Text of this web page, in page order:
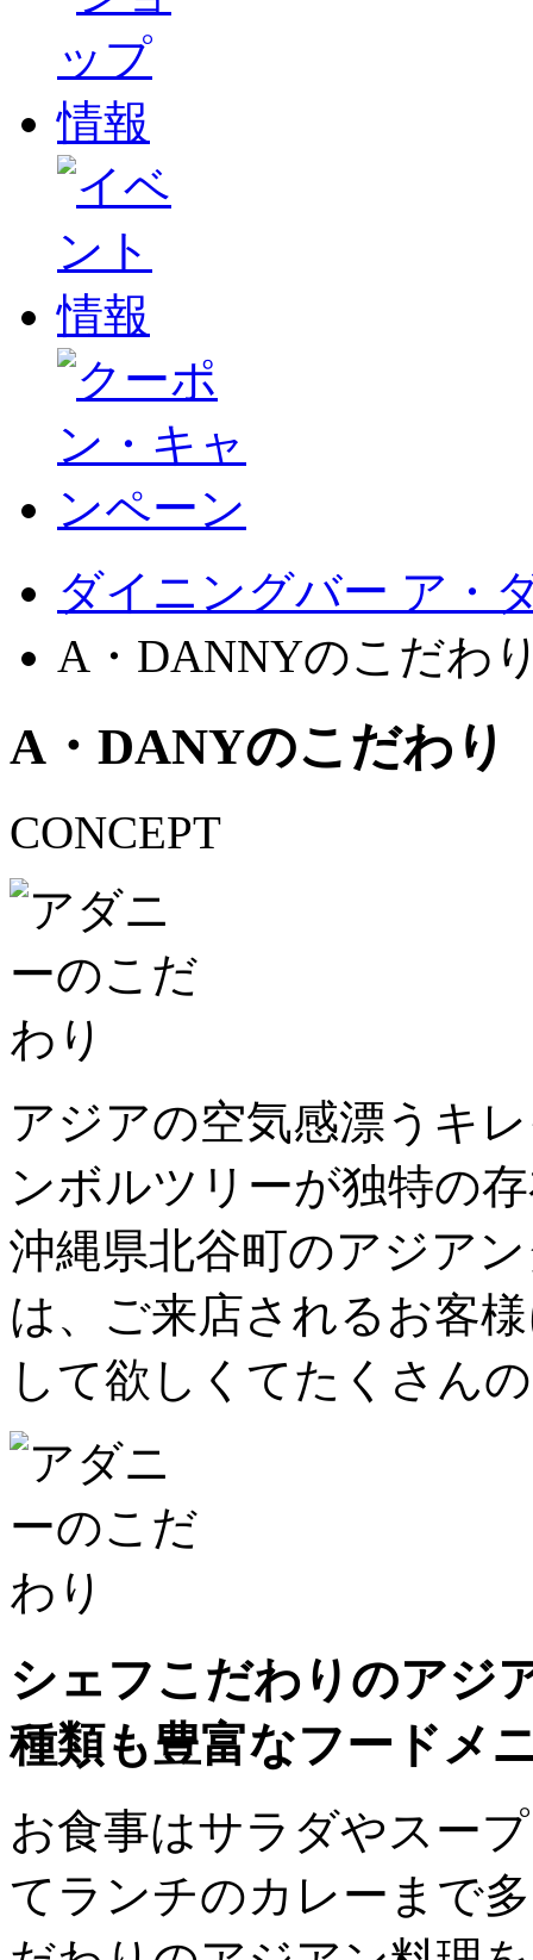
ダイニングバー ア・
A・DANNYのこだわ
A・DANYのこだわり
CONCEPT
アジアの空気感漂うキ
ンボルツリーが独特の
沖縄県北谷町のアジア
は、ご来店されるお客
して欲しくてたくさん
シェフこだわりのアジ
種類も豊富なフードメ
お食事はサラダやスー
てランチのカレーまで